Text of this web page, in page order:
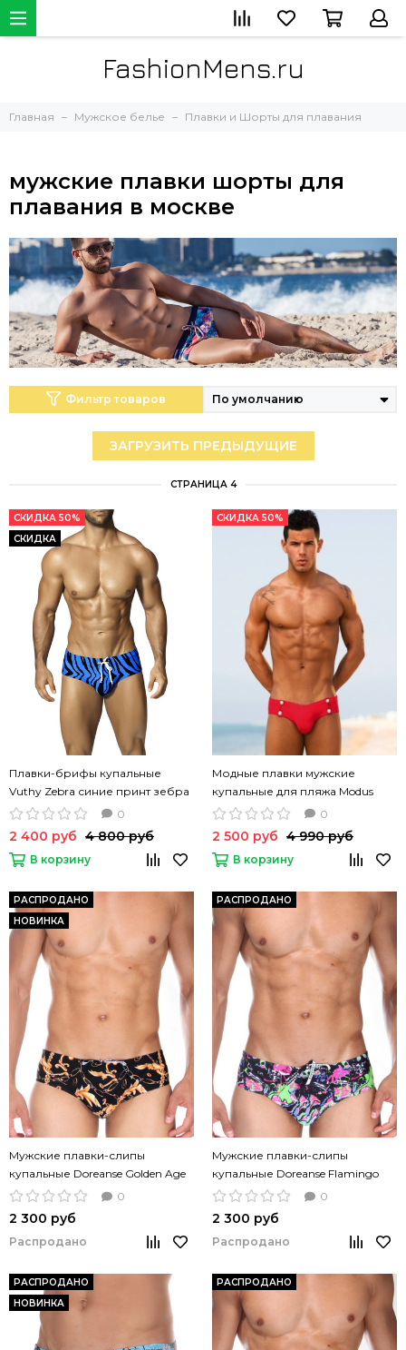
FashionMens.ru
Главная Мужское белье Плавки и Шорты для плавания
мужские плавки шорты для
плавания в москве
Фильтр товаров
ЗАГРУЗИТЬ ПРЕДЫДУЩИЕ
СТРАНИЦА 4
СКИДКА 50%
СКИДКА
Плавки-брифы купальные
Vuthy Zebra синие принт зебра
0
2 400 руб 4 800 руб
В корзину
СКИДКА 50%
Модные плавки мужские
купальные для пляжа Modus
Vivendi GloryHole красные
0
2 500 руб 4 990 руб
В корзину
РАСПРОДАНО
НОВИНКА
Мужские плавки-слипы
купальные Doreanse Golden Age
черные
0
2 300 руб
Распродано
РАСПРОДАНО
Мужские плавки-слипы
купальные Doreanse Flamingo
цветные
0
2 300 руб
Распродано
РАСПРОДАНО
НОВИНКА
РАСПРОДАНО